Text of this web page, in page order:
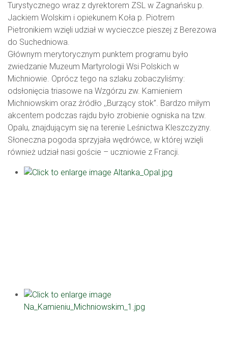
Turystycznego wraz z dyrektorem ZSL w Zagnańsku p.
Jackiem Wolskim i opiekunem Koła p. Piotrem
Pietronikiem wzięli udział w wycieczce pieszej z Berezowa
do Suchedniowa.
Głównym merytorycznym punktem programu było
zwiedzanie Muzeum Martyrologii Wsi Polskich w
Michniowie. Oprócz tego na szlaku zobaczyliśmy:
odsłonięcia triasowe na Wzgórzu zw. Kamieniem
Michniowskim oraz źródło ,,Burzący stok”. Bardzo miłym
akcentem podczas rajdu było zrobienie ogniska na tzw.
Opalu, znajdującym się na terenie Leśnictwa Kleszczyzny.
Słoneczna pogoda sprzyjała wędrówce, w której wzięli
również udział nasi goście – uczniowie z Francji.